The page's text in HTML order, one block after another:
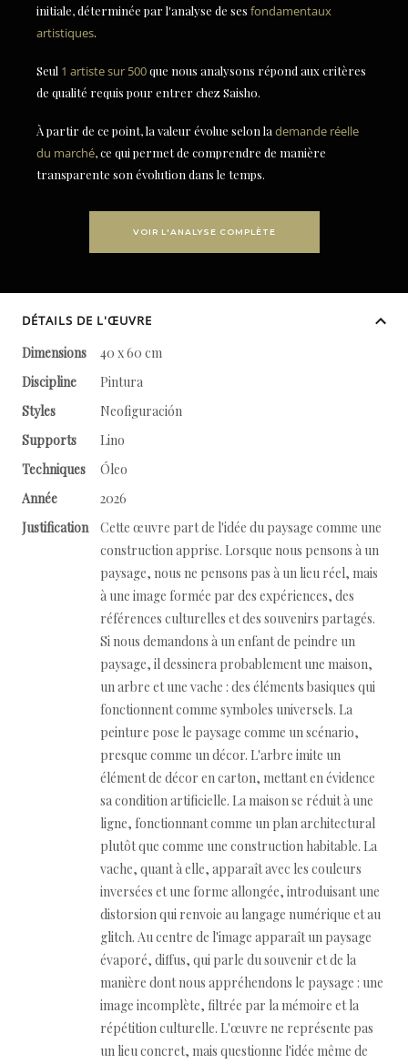
initiale, déterminée par l'analyse de ses fondamentaux
artistiques.
Seul 1 artiste sur 500que nous analysons répond aux critères
de qualité requis pour entrer chez Saisho.
À partir de ce point, la valeur évolue selon la demande réelle
du marché, ce qui permet de comprendre de manière
transparente son évolution dans le temps.
VOIR L'ANALYSE COMPLÈTE
DÉTAILS DE L'ŒUVRE
Dimensions
40 x 60 cm
Discipline
Pintura
Styles
Neofiguración
Supports
Lino
Techniques
Óleo
Année
2026
Justification
Cette œuvre part de l'idée du paysage comme une
construction apprise. Lorsque nous pensons à un
paysage, nous ne pensons pas à un lieu réel, mais
à une image formée par des expériences, des
références culturelles et des souvenirs partagés.
Si nous demandons à un enfant de peindre un
paysage, il dessinera probablement une maison,
un arbre et une vache : des éléments basiques qui
fonctionnent comme symboles universels. La
peinture pose le paysage comme un scénario,
presque comme un décor. L'arbre imite un
élément de décor en carton, mettant en évidence
sa condition artificielle. La maison se réduit à une
ligne, fonctionnant comme un plan architectural
plutôt que comme une construction habitable. La
vache, quant à elle, apparaît avec les couleurs
inversées et une forme allongée, introduisant une
distorsion qui renvoie au langage numérique et au
glitch. Au centre de l'image apparaît un paysage
évaporé, diffus, qui parle du souvenir et de la
manière dont nous appréhendons le paysage : une
image incomplète, filtrée par la mémoire et la
répétition culturelle. L'œuvre ne représente pas
un lieu concret, mais questionne l'idée même de